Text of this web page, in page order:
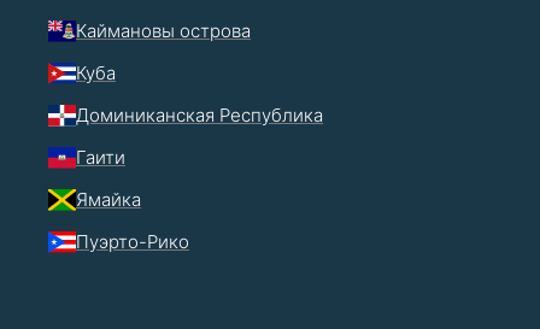
Каймановы острова
Куба
Доминиканская Республика
Гаити
Ямайка
Пуэрто-Рико